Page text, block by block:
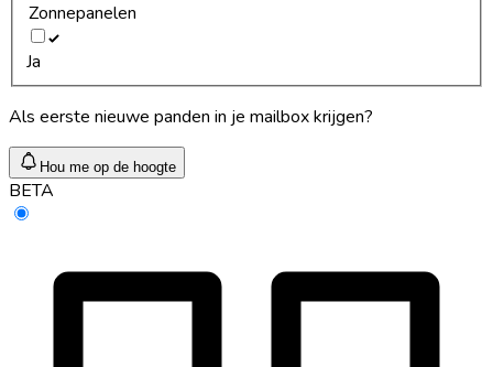
Zonnepanelen
Ja
Als eerste nieuwe panden in je mailbox krijgen?
Hou me op de hoogte
BETA